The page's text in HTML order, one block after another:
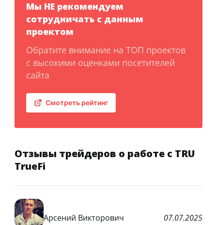
Мы НЕ рекомендуем
сотрудничать с данным
проектом
Обратите внимание на ТОП проектов
с высокими оценками посетителей
сайта
Смотреть рейтинг
Отзывы трейдеров о работе с TRU
TrueFi
Арсений Викторович 07.07.2025